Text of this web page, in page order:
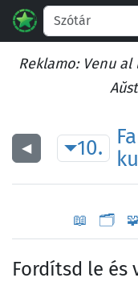
Reklamo: Venu al
◀︎ 10.
📖 🗂️
Fordítsd le és